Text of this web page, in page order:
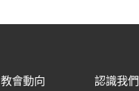
教會動向 認識我們